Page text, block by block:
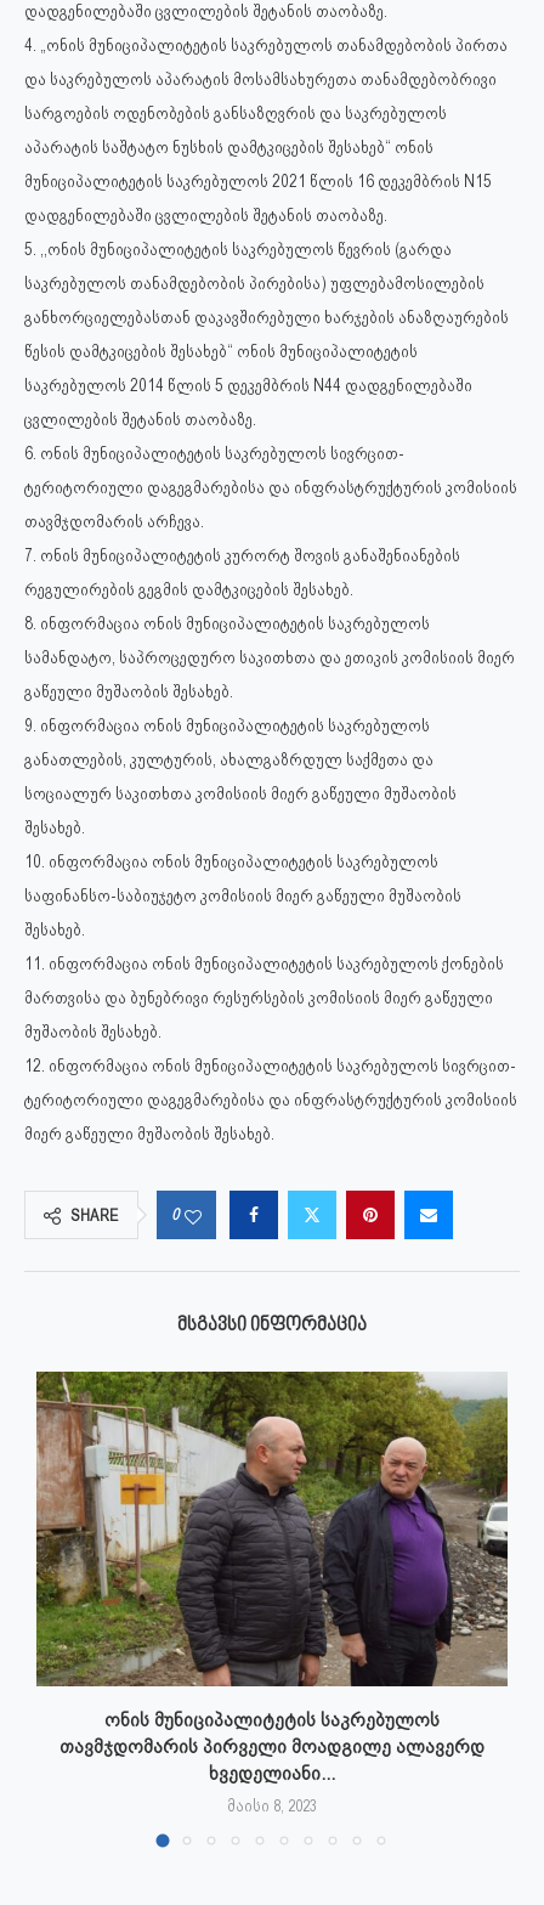
დადგენილებაში ცვლილების შეტანის თაობაზე.
4. „ონის მუნიციპალიტეტის საკრებულოს თანამდებობის პირთა
და საკრებულოს აპარატის მოსამსახურეთა თანამდებობრივი
სარგოების ოდენობების განსაზღვრის და საკრებულოს
აპარატის საშტატო ნუსხის დამტკიცების შესახებ“ ონის
მუნიციპალიტეტის საკრებულოს 2021 წლის 16 დეკემბრის N15
დადგენილებაში ცვლილების შეტანის თაობაზე.
5. ,,ონის მუნიციპალიტეტის საკრებულოს წევრის (გარდა
საკრებულოს თანამდებობის პირებისა) უფლებამოსილების
განხორციელებასთან დაკავშირებული ხარჯების ანაზღაურების
წესის დამტკიცების შესახებ“ ონის მუნიციპალიტეტის
საკრებულოს 2014 წლის 5 დეკემბრის N44 დადგენილებაში
ცვლილების შეტანის თაობაზე.
6. ონის მუნიციპალიტეტის საკრებულოს სივრცით-
ტერიტორიული დაგეგმარებისა და ინფრასტრუქტურის კომისიის
თავმჯდომარის არჩევა.
7. ონის მუნიციპალიტეტის კურორტ შოვის განაშენიანების
რეგულირების გეგმის დამტკიცების შესახებ.
8. ინფორმაცია ონის მუნიციპალიტეტის საკრებულოს
სამანდატო, საპროცედურო საკითხთა და ეთიკის კომისიის მიერ
გაწეული მუშაობის შესახებ.
9. ინფორმაცია ონის მუნიციპალიტეტის საკრებულოს
განათლების, კულტურის, ახალგაზრდულ საქმეთა და
სოციალურ საკითხთა კომისიის მიერ გაწეული მუშაობის
შესახებ.
10. ინფორმაცია ონის მუნიციპალიტეტის საკრებულოს
საფინანსო-საბიუჯეტო კომისიის მიერ გაწეული მუშაობის
შესახებ.
11. ინფორმაცია ონის მუნიციპალიტეტის საკრებულოს ქონების
მართვისა და ბუნებრივი რესურსების კომისიის მიერ გაწეული
მუშაობის შესახებ.
12. ინფორმაცია ონის მუნიციპალიტეტის საკრებულოს სივრცით-
ტერიტორიული დაგეგმარებისა და ინფრასტრუქტურის კომისიის
მიერ გაწეული მუშაობის შესახებ.
SHARE 0
ᲛᲡᲒᲐᲕᲡᲘ ᲘᲜᲤᲝᲠᲛᲐᲪᲘᲐ
ონის მუნიციპალიტეტის საკრებულოს
თავმჯდომარის პირველი მოადგილე ალავერდ
ხვედელიანი...
მაისი 8, 2023